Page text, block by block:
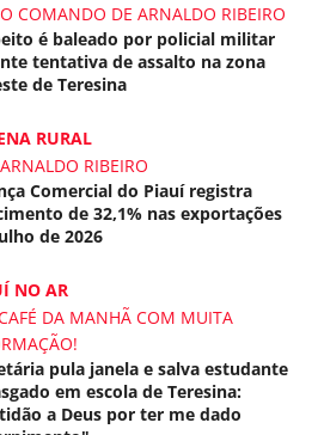
COMANDO DE ARNALDO RIBEIRO
é baleado por policial militar
tentativa de assalto na zona
de Teresina
RURAL
RIBEIRO
Comercial do Piauí registra
de 32,1% nas exportações
de 2026
NO AR
DA MANHÃ COM MUITA
pula janela e salva estudante
em escola de Teresina:
a Deus por ter me dado